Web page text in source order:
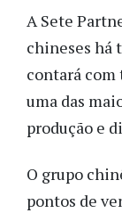
A Sete
chineses há
contará com
uma das
produção e
O grupo
pontos de